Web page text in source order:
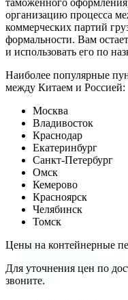
таможенного
организацию процесса
коммерческих партий
формальности. Вам
и использовать его по
Наиболее популярные
между Китаем и Россией:
Москва
Владивосток
Краснодар
Екатеринбург
Санкт-Петербург
Омск
Кемерово
Красноярск
Челябинск
Томск
Цены на контейнерные
Для уточнения цен по
звоните.